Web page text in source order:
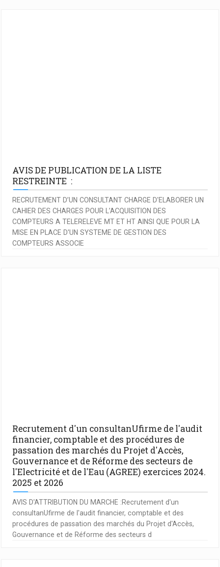
AVIS DE PUBLICATION DE LA LISTE
RESTREINTE :
RECRUTEMENT D’UN CONSULTANT CHARGE D'ELABORER UN
CAHIER DES CHARGES POUR L’ACQUISITION DES
COMPTEURS A TELERELEVE MT ET HT AINSI QUE POUR LA
MISE EN PLACE D'UN SYSTEME DE GESTION DES
COMPTEURS ASSOCIE
Recrutement d'un consultanUfirme de l'audit
financier, comptable et des procédures de
passation des marchés du Projet d'Accès,
Gouvernance et de Réforme des secteurs de
l'Electricité et de l'Eau (AGREE) exercices 2024.
2025 et 2026
AVIS D'ATTRIBUTION DU MARCHE :Recrutement d'un
consultanUfirme de l'audit financier, comptable et des
procédures de passation des marchés du Projet d'Accès,
Gouvernance et de Réforme des secteurs d